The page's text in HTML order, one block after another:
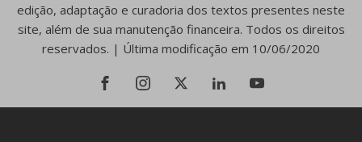
edição, adaptação e curadoria dos textos presentes neste
site, além de sua manutenção financeira. Todos os direitos
reservados. | Última modificação em 10/06/2020